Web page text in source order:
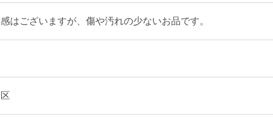
はございますが、傷や汚れの少ないお品です。